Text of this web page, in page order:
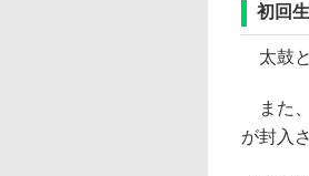
初回
太鼓と
また、
が封入